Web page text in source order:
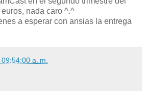
nada caro ^.^
a esperar con ansias la entrega
a. m.